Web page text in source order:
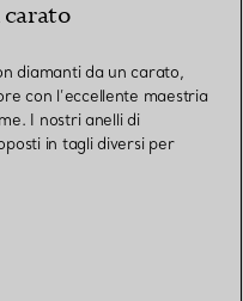
diamanti da un carato,
con l’eccellente maestria
I nostri anelli di
in tagli diversi per